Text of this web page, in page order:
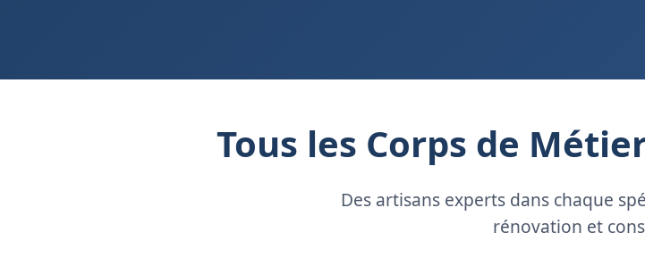
Tous les Corps de
Des artisans experts dans chaque
rénovation et